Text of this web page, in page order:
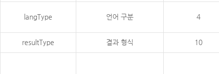
langType 언어 구분 4
resultType 결과 형식 10